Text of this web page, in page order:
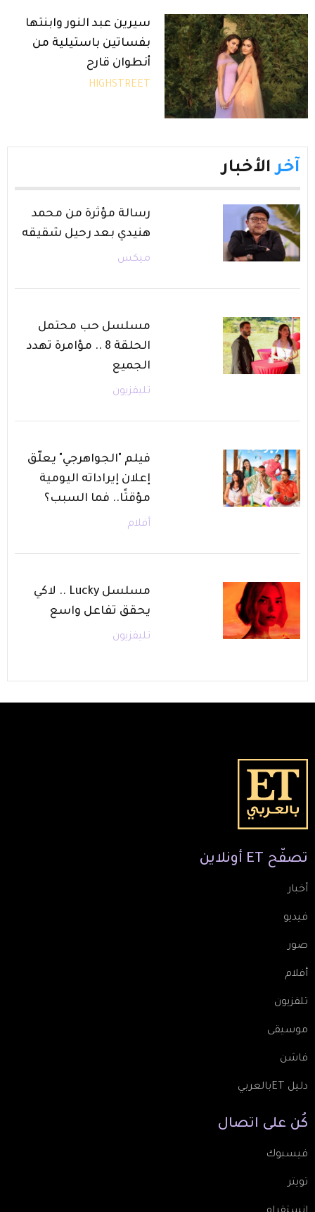
سيرين عبد النور وابنتها
بفساتين باستيلية من
أنطوان قارح
HIGHSTREET
آخر الأخبار
رسالة مؤثرة من محمد
هنيدي بعد رحيل شقيقه
ميكس
مسلسل حب محتمل
الحلقة 8 .. مؤامرة تهدد
الجميع
تليفزيون
فيلم "الجواهرجي" يعلّق
إعلان إيراداته اليومية
مؤقتًا.. فما السبب؟
أفلام
مسلسل Lucky .. لاكي
يحقق تفاعل واسع
تليفزيون
تصفّح ET أونلاين
أخبار
فيديو
صور
أفلام
تلفزيون
موسيقى
فاشن
دليل ETبالعربي
كُن على اتصال
فيسبوك
تويتر